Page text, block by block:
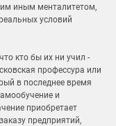
иным менталитетом,
условий
кто бы их ни учил -
профессура или
в последнее время
и
приобретает
предприятий,